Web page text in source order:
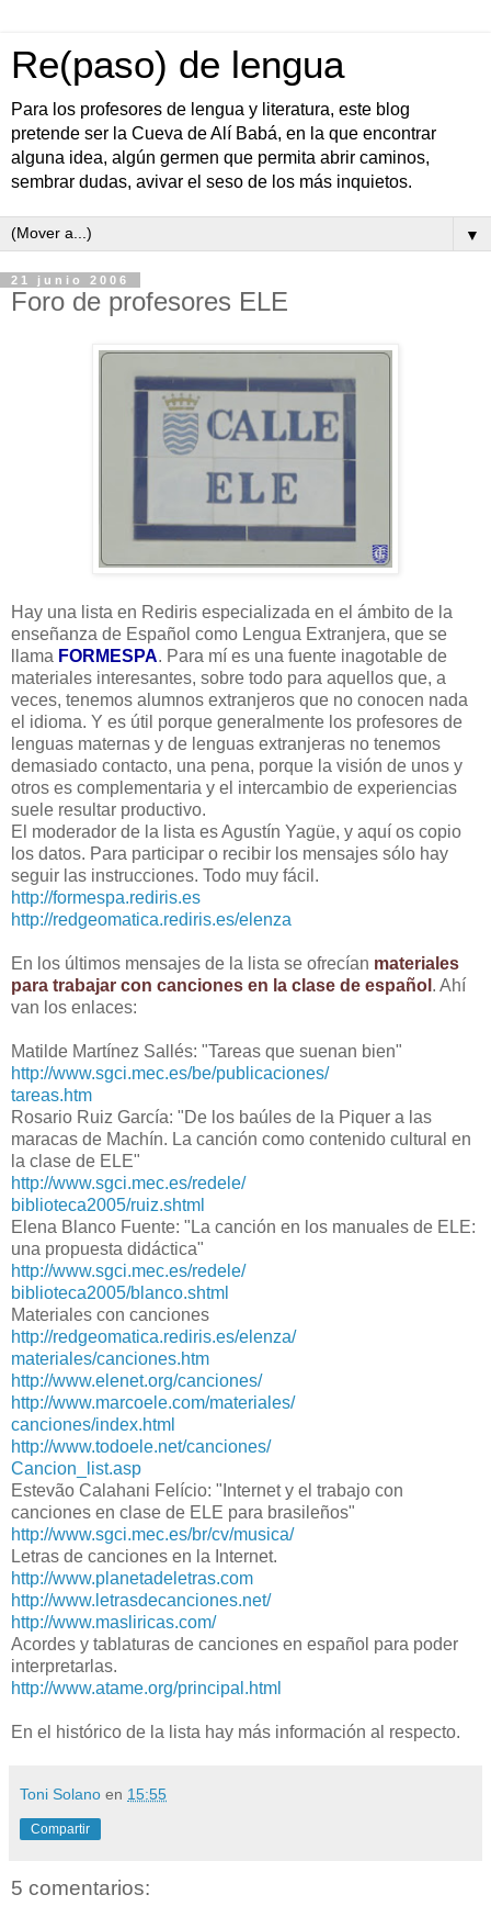
Re(paso) de lengua
Para los profesores de lengua y literatura, este blog
pretende ser la Cueva de Alí Babá, en la que encontrar
alguna idea, algún germen que permita abrir caminos,
sembrar dudas, avivar el seso de los más inquietos.
▼
21 junio 2006
Foro de profesores ELE
Hay una lista en Rediris especializada en el ámbito de la
enseñanza de Español como Lengua Extranjera, que se
llama FORMESPA. Para mí es una fuente inagotable de
materiales interesantes, sobre todo para aquellos que, a
veces, tenemos alumnos extranjeros que no conocen nada
el idioma. Y es útil porque generalmente los profesores de
lenguas maternas y de lenguas extranjeras no tenemos
demasiado contacto, una pena, porque la visión de unos y
otros es complementaria y el intercambio de experiencias
suele resultar productivo.
El moderador de la lista es Agustín Yagüe, y aquí os copio
los datos. Para participar o recibir los mensajes sólo hay
seguir las instrucciones. Todo muy fácil.
http://formespa.rediris.es
http://redgeomatica.rediris.es/elenza
En los últimos mensajes de la lista se ofrecían materiales
para trabajar con canciones en la clase de español . Ahí
van los enlaces:
Matilde Martínez Sallés: "Tareas que suenan bien"
http://www.sgci.mec.es/be/publicaciones/
tareas.htm
Rosario Ruiz García: "De los baúles de la Piquer a las
maracas de Machín. La canción como contenido cultural en
la clase de ELE"
http://www.sgci.mec.es/redele/
biblioteca2005/ruiz.shtml
Elena Blanco Fuente: "La canción en los manuales de ELE:
una propuesta didáctica"
http://www.sgci.mec.es/redele/
biblioteca2005/blanco.shtml
Materiales con canciones
http://redgeomatica.rediris.es/elenza/
materiales/canciones.htm
http://www.elenet.org/canciones/
http://www.marcoele.com/materiales/
canciones/index.html
http://www.todoele.net/canciones/
Cancion_list.asp
Estevão Calahani Felício: "Internet y el trabajo con
canciones en clase de ELE para brasileños"
http://www.sgci.mec.es/br/cv/musica/
Letras de canciones en la Internet.
http://www.planetadeletras.com
http://www.letrasdecanciones.net/
http://www.masliricas.com/
Acordes y tablaturas de canciones en español para poder
interpretarlas.
http://www.atame.org/principal.html
En el histórico de la lista hay más información al respecto.
Toni Solano en 15:55
Compartir
5 comentarios: